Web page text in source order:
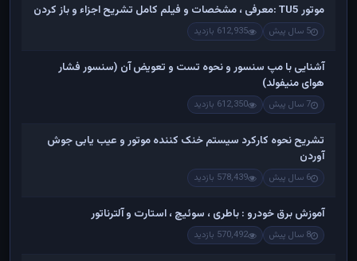
موتور TU5 :معرفی ، مشخصات و فیلم کامل تشریح اجزاء و باز کردن
5 سال پیش 612,935 بازدید
آشنایی با مپ سنسور و نحوه تست و تعویض آن (سنسور فشار
هوای منیفولد)
7 سال پیش 612,350 بازدید
تشریح نحوه کارکرد سیستم خنک کننده موتور و عیب یابی جوش
آوردن
6 سال پیش 578,439 بازدید
آموزش برق خودرو : باطری ، سوئیچ ، استارت و آلترناتور
8 سال پیش 570,492 بازدید